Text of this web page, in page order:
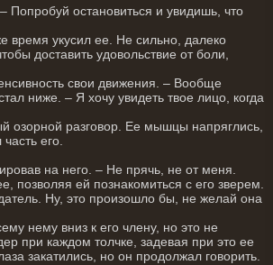
Попробуй остановиться и увидишь, что
время укусил ее. Не сильно, далеко
доставить удовольствие от боли,
свои движения. – Вообще
ниже. – Я хочу увидеть твое лицо, когда
озорной разговор. Ее мышцы напряглись,
его.
на него. – Не прячь, не от меня.
позволяя ей познакомиться с его зверем.
Ну, это произошло бы, не желай она
нему вниз к его члену, но это не
при каждом толчке, задевая при это ее
закатились, но он продолжал говорить.